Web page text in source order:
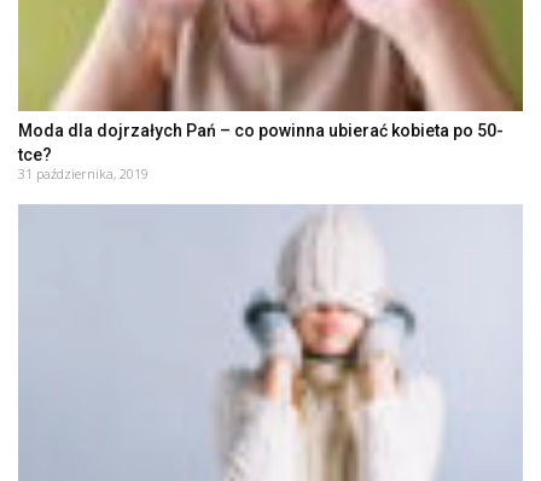
Moda dla dojrzałych Pań – co powinna ubierać kobieta po 50-
tce?
31 października, 2019